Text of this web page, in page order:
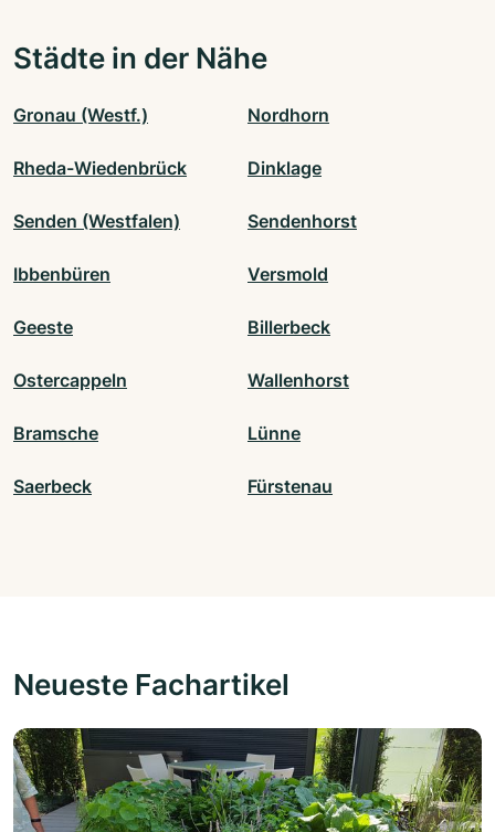
Städte in der Nähe
Gronau (Westf.) Nordhorn
Rheda-Wiedenbrück Dinklage
Senden (Westfalen) Sendenhorst
Ibbenbüren Versmold
Geeste Billerbeck
Ostercappeln Wallenhorst
Bramsche Lünne
Saerbeck Fürstenau
Neueste Fachartikel